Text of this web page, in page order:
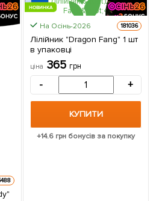
НОВИНКА
На Осінь-2026 181036
Лілійник "Dragon Fang" 1 шт
в упаковці
ціна 365 грн
- +
КУПИТИ
+14.6 грн бонусів за покупку